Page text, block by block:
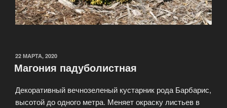
22 МАРТА, 2020
Магония падуболистная
Декоративный вечнозеленый кустарник рода Барбарис,
высотой до одного метра. Меняет окраску листьев в